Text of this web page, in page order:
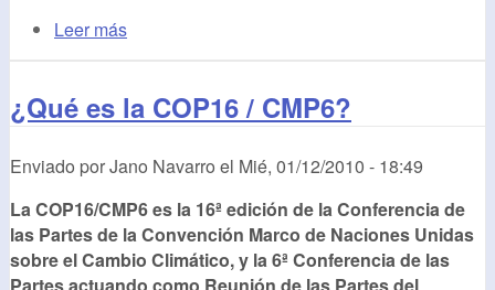
Leer más
¿Qué es la COP16 / CMP6?
Enviado porJano Navarro el Mié, 01/12/2010 - 18:49
La COP16/CMP6 es la 16ª edición de la Conferencia de
las Partes de la Convención Marco de Naciones Unidas
sobre el Cambio Climático, y la 6ª Conferencia de las
Partes actuando como Reunión de las Partes del